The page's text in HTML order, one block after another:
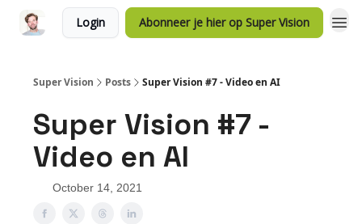
Login Abonneer je hier op Super Vision
Super Vision Posts Super Vision #7 - Video en AI
Super Vision #7 -
Video en AI
October 14, 2021